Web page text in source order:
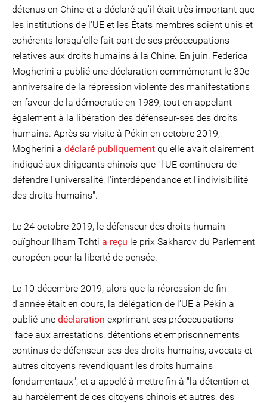
détenus en Chine et a déclaré qu'il était très important que
les institutions de l'UE et les États membres soient unis et
cohérents lorsqu'elle fait part de ses préoccupations
relatives aux droits humains à la Chine. En juin, Federica
Mogherini a publié une déclaration commémorant le 30e
anniversaire de la répression violente des manifestations
en faveur de la démocratie en 1989, tout en appelant
également à la libération des défenseur-ses des droits
humains. Après sa visite à Pékin en octobre 2019,
Mogherini a déclaré publiquement qu'elle avait clairement
indiqué aux dirigeants chinois que "l'UE continuera de
défendre l'universalité, l'interdépendance et l'indivisibilité
des droits humains".
Le 24 octobre 2019, le défenseur des droits humain
ouïghour Ilham Tohti a reçu le prix Sakharov du Parlement
européen pour la liberté de pensée.
Le 10 décembre 2019, alors que la répression de fin
d'année était en cours, la délégation de l'UE à Pékin a
publié une déclaration exprimant ses préoccupations
"face aux arrestations, détentions et emprisonnements
continus de défenseur-ses des droits humains, avocats et
autres citoyens revendiquant les droits humains
fondamentaux", et a appelé à mettre fin à "la détention et
au harcèlement de ces citoyens chinois et autres, des